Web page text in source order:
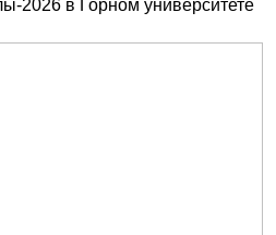
2026 в Горном университете